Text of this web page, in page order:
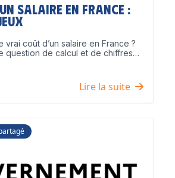
salaire en France :
vrai coût d’un salaire en France ?
question de calcul et de chiffres…
Lire la suite